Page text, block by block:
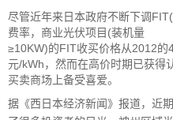
尽管近年来日本政府不断下调
费率，商业光伏项目(装机量
≥10KW)的FIT收买价格从2012的
元/kWh，然而在高价时期已获得
买卖商场上备受喜爱。
据《西日本经济新闻》报道，近